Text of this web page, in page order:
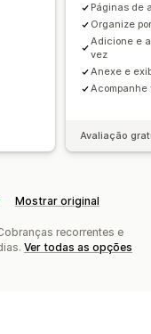
Páginas de
Organize
Adicione e
vez
Anexe e
Avaliação
Mostrar original
recorrentes e
Ver todas as opções